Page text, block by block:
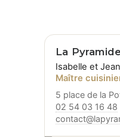
La
Isabelle et
Maître
5 place de la
02 54 03 16 48